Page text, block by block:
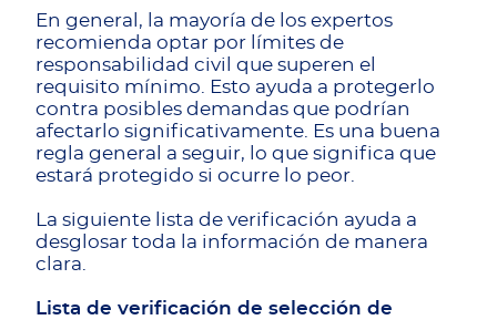
En general, la mayoría de los expertos
recomienda optar por límites de
responsabilidad civil que superen el
requisito mínimo. Esto ayuda a protegerlo
contra posibles demandas que podrían
afectarlo significativamente. Es una buena
regla general a seguir, lo que significa que
estará protegido si ocurre lo peor.
La siguiente lista de verificación ayuda a
desglosar toda la información de manera
clara.
Lista de verificación de selección de